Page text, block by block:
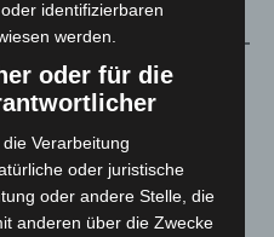
identifizierbaren
werden.
oder für die
Verarbeitung
oder juristische
oder andere Stelle, die
anderen über die Zwecke